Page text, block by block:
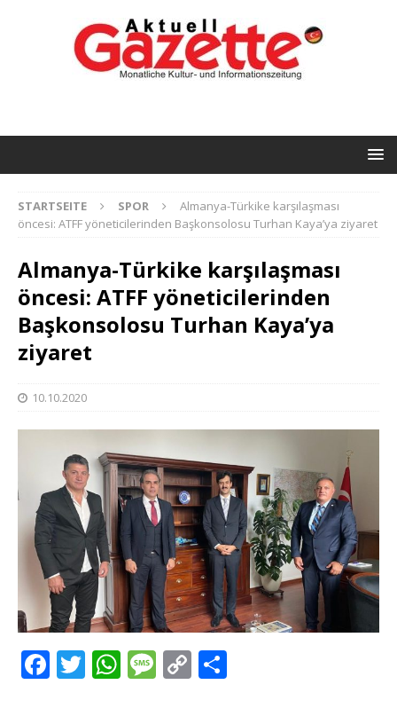
STARTSEITE SPOR
Almanya-Türkike karşılaşması
öncesi: ATFF yöneticilerinden Başkonsolosu Turhan Kaya’ya ziyaret
Almanya-Türkike karşılaşması
öncesi: ATFF yöneticilerinden
Başkonsolosu Turhan Kaya’ya
ziyaret
10.10.2020
F T W M C